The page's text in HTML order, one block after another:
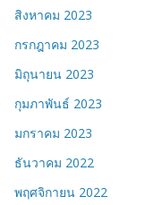
สิงหาคม 2023
กรกฎาคม 2023
มิถุนายน 2023
กุมภาพันธ์ 2023
มกราคม 2023
ธันวาคม 2022
พฤศจิกายน 2022